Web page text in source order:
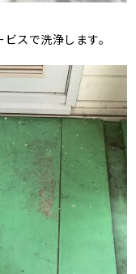
スで洗浄します。